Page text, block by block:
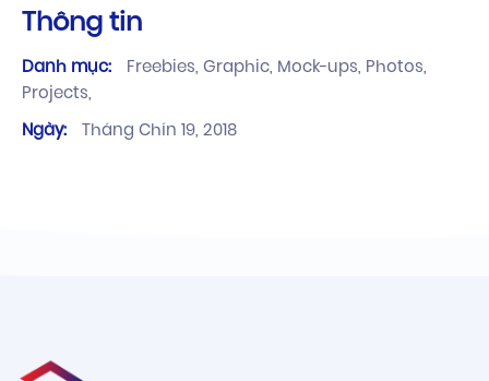
Thông tin
Danh mục: Freebies, Graphic, Mock-ups, Photos,
Projects,
Ngày: Tháng Chín 19, 2018